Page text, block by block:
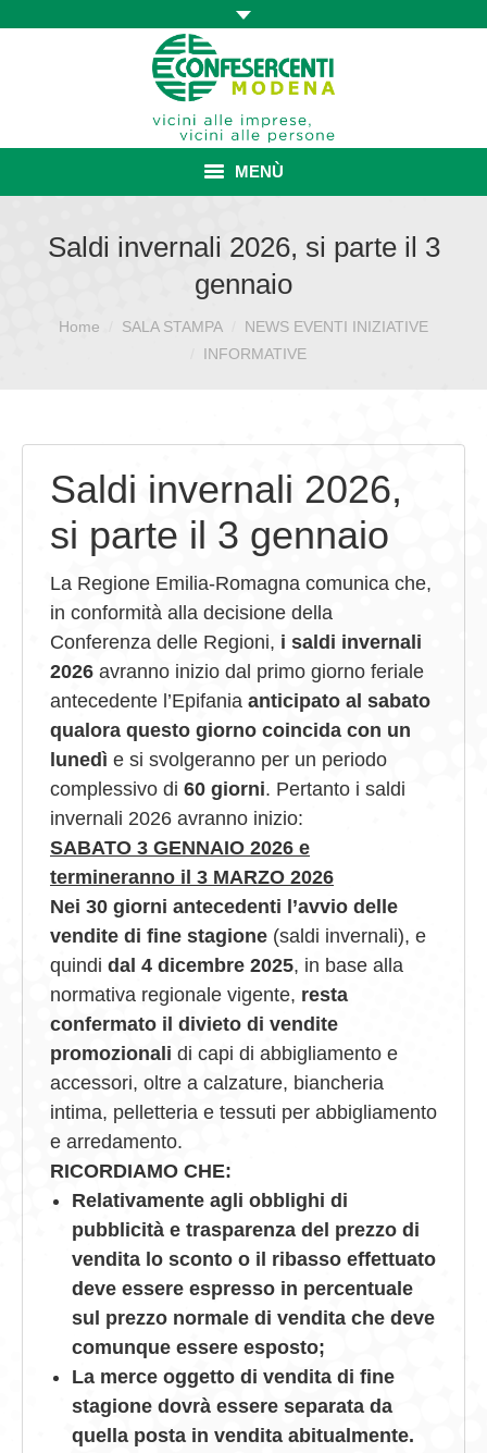
MENÙ
ASSOCIAZIONE
ISCRIZIONE E VANTAGGI
SERVIZI
GIOVEDÌ GASTRONOMICI
COMUNICATI E NEWS
CONTATTI
Saldi invernali 2026, si parte il 3
gennaio
Sei qui:Home SALA STAMPA
NEWS EVENTI INIZIATIVE
INFORMATIVE
Saldi invernali 2026,
si parte il 3 gennaio
La Regione Emilia-Romagna comunica che,
in conformità alla decisione della
Conferenza delle Regioni, i saldi invernali
2026 avranno inizio dal primo giorno feriale
antecedente l’Epifania anticipato al sabato
qualora questo giorno coincida con un
lunedì e si svolgeranno per un periodo
complessivo di 60 giorni. Pertanto i saldi
invernali 2026 avranno inizio:
SABATO 3 GENNAIO 2026 e
termineranno il 3 MARZO 2026
Nei 30 giorni antecedenti l’avvio delle
vendite di fine stagione (saldi invernali), e
quindi dal 4 dicembre 2025, in base alla
normativa regionale vigente, resta
confermato il divieto di vendite
promozionali di capi di abbigliamento e
accessori, oltre a calzature, biancheria
intima, pelletteria e tessuti per abbigliamento
e arredamento.
RICORDIAMO CHE:
Relativamente agli obblighi di
pubblicità e trasparenza del prezzo di
vendita lo sconto o il ribasso effettuato
deve essere espresso in percentuale
sul prezzo normale di vendita che deve
comunque essere esposto;
La merce oggetto di vendita di fine
stagione dovrà essere separata da
quella posta in vendita abitualmente.